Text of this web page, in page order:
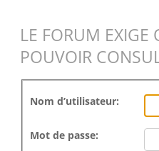
LE FORUM EXIGE
POUVOIR
Nom d’utilisateur:
Mot de passe: